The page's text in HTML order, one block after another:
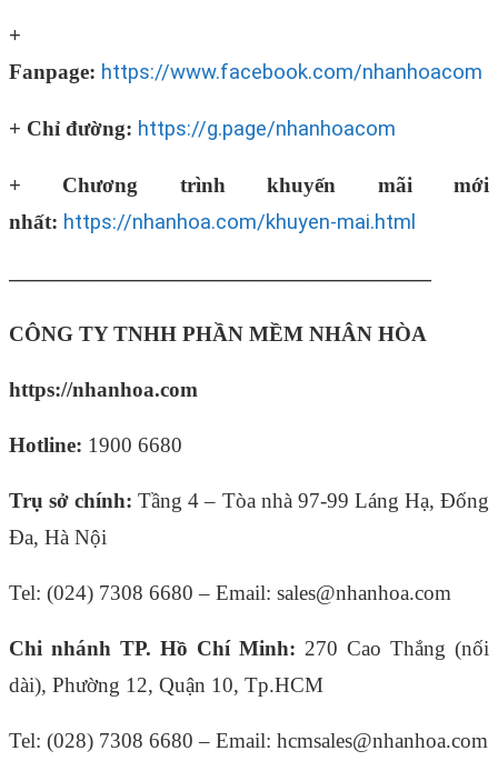
+
Fanpage: https://www.facebook.com/nhanhoacom
+ Chỉ đường: https://g.page/nhanhoacom
+ Chương trình khuyến mãi mới
nhất: https://nhanhoa.com/khuyen-mai.html
————————————————————
CÔNG TY TNHH PHẦN MỀM NHÂN HÒA
https://nhanhoa.com
Hotline: 1900 6680
Trụ sở chính:Tầng 4 – Tòa nhà 97-99 Láng Hạ, Đống
Đa, Hà Nội
Tel: (024) 7308 6680 – Email: sales@nhanhoa.com
Chi nhánh TP. Hồ Chí Minh: 270 Cao Thắng (nối
dài), Phường 12, Quận 10, Tp.HCM
Tel: (028) 7308 6680 – Email: hcmsales@nhanhoa.com